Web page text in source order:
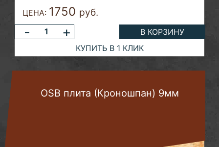
ЦЕНА: 1750 руб.
- +
В КОРЗИНУ
КУПИТЬ В 1 КЛИК
OSB плита (Кроношпан) 9мм